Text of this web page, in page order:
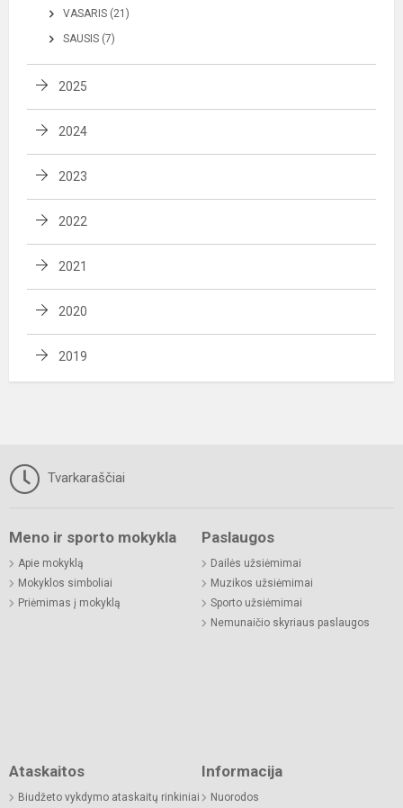
VASARIS (21)
SAUSIS (7)
2025
2024
2023
2022
2021
2020
2019
Tvarkaraščiai
Meno ir sporto mokykla
Apie mokyklą
Mokyklos simboliai
Priėmimas į mokyklą
Paslaugos
Dailės užsiėmimai
Muzikos užsiėmimai
Sporto užsiėmimai
Nemunaičio skyriaus paslaugos
Ataskaitos
Biudžeto vykdymo ataskaitų rinkiniai
Informacija
Nuorodos